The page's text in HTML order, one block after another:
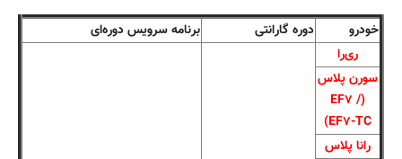
خودرو دوره گارانتی
برنامه سرویس دوره‌ای
ری‌را
سورن پلاس
(EF۷ /
EF۷-TC)
رانا پلاس